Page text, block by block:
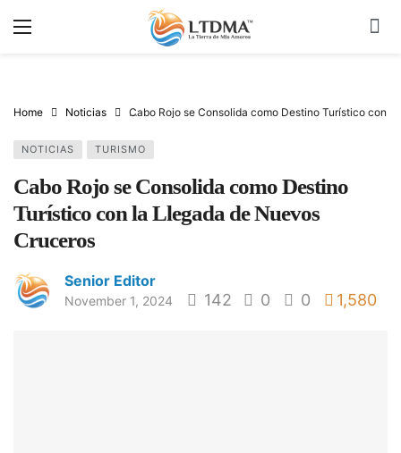
Home Noticias Cabo Rojo se Consolida como Destino Turístico con
NOTICIAS TURISMO
Cabo Rojo se Consolida como Destino
Turístico con la Llegada de Nuevos
Cruceros
Senior Editor
November 1, 2024 142 0 0 1,580